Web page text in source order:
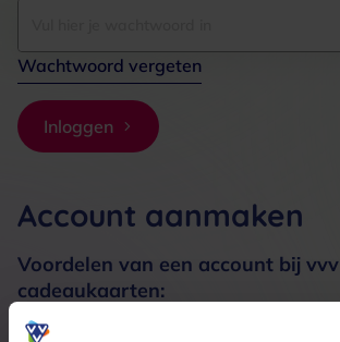
Wachtwoord vergeten
Inloggen
Account aanmaken
Voordelen van een account bij vvv
cadeaukaarten: